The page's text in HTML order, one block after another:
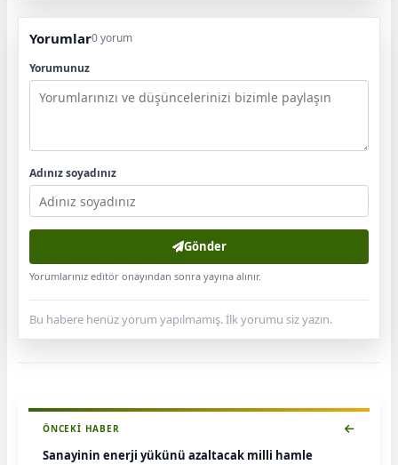
Yorumlar0 yorum
Yorumunuz
Adınız soyadınız
Gönder
Yorumlarınız editör onayından sonra yayına alınır.
Bu habere henüz yorum yapılmamış. İlk yorumu siz yazın.
ÖNCEKI HABER
Sanayinin enerji yükünü azaltacak milli hamle